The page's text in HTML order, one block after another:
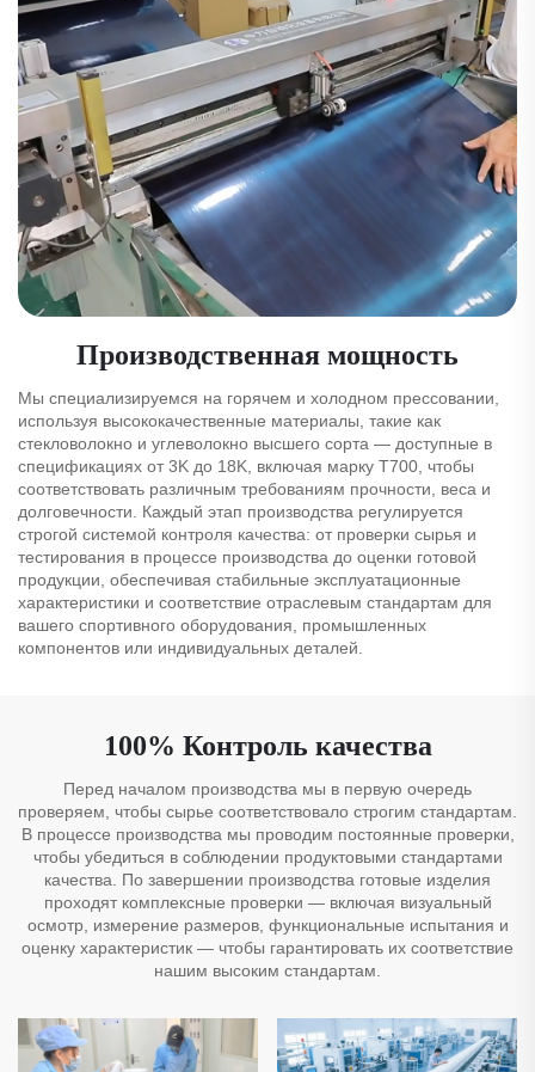
Производственная мощность
Мы специализируемся на горячем и холодном прессовании,
используя высококачественные материалы, такие как
стекловолокно и углеволокно высшего сорта — доступные в
спецификациях от 3K до 18K, включая марку T700, чтобы
соответствовать различным требованиям прочности, веса и
долговечности. Каждый этап производства регулируется
строгой системой контроля качества: от проверки сырья и
тестирования в процессе производства до оценки готовой
продукции, обеспечивая стабильные эксплуатационные
характеристики и соответствие отраслевым стандартам для
вашего спортивного оборудования, промышленных
компонентов или индивидуальных деталей.
100% Контроль качества
Перед началом производства мы в первую очередь
проверяем, чтобы сырье соответствовало строгим стандартам.
В процессе производства мы проводим постоянные проверки,
чтобы убедиться в соблюдении продуктовыми стандартами
качества. По завершении производства готовые изделия
проходят комплексные проверки — включая визуальный
осмотр, измерение размеров, функциональные испытания и
оценку характеристик — чтобы гарантировать их соответствие
нашим высоким стандартам.